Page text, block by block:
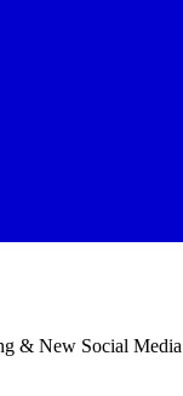
& New Social Media